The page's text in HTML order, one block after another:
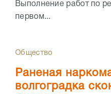
Выполнение работ по
первом...
Общество
Раненая
волгоградка